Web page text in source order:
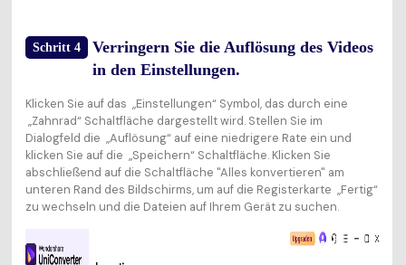
Schritt 4
Verringern Sie die Auflösung des Videos
in den Einstellungen.
Klicken Sie auf das „Einstellungen“ Symbol, das durch eine
„Zahnrad“ Schaltfläche dargestellt wird. Stellen Sie im
Dialogfeld die „Auflösung“ auf eine niedrigere Rate ein und
klicken Sie auf die „Speichern“ Schaltfläche. Klicken Sie
abschließend auf die Schaltfläche "Alles konvertieren" am
unteren Rand des Bildschirms, um auf die Registerkarte „Fertig“
zu wechseln und die Dateien auf Ihrem Gerät zu suchen.